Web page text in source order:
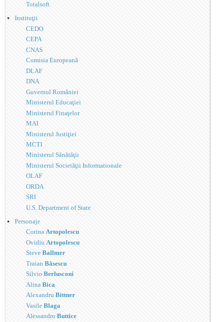
Totalsoft
Instituţii
CEDO
CEPA
CNAS
Comisia Europeană
DLAF
DNA
Guvernul României
Ministerul Educaţiei
Ministerul Finaţelor
MAI
Ministerul Justiţiei
MCTI
Ministerul Sănătăţii
Ministerul Societăţii Informationale
OLAF
ORDA
SRI
U.S. Department of State
Personaje
CorinaArtopolescu
Ovidiu Artopolescu
SteveBallmer
TraianBăsescu
SilvioBerlusconi
AlinaBica
AlexandruBittner
VasileBlaga
AlessandroButtice